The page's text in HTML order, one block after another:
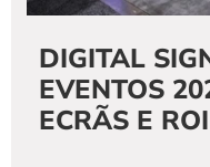
DIGITAL
EVENTOS
ECRÃS E ROI